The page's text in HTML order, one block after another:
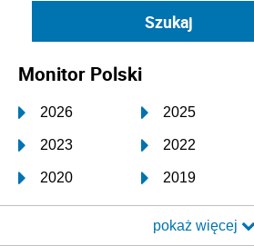
Monitor Polski
2026 2025
2023 2022
2020 2019
2017 2016
2014 2013
pokaż więcej